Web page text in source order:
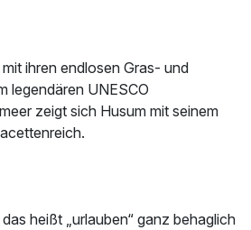
ihren endlosen Gras- und
legendären UNESCO
zeigt sich Husum mit seinem
heißt „urlauben“ ganz behaglich